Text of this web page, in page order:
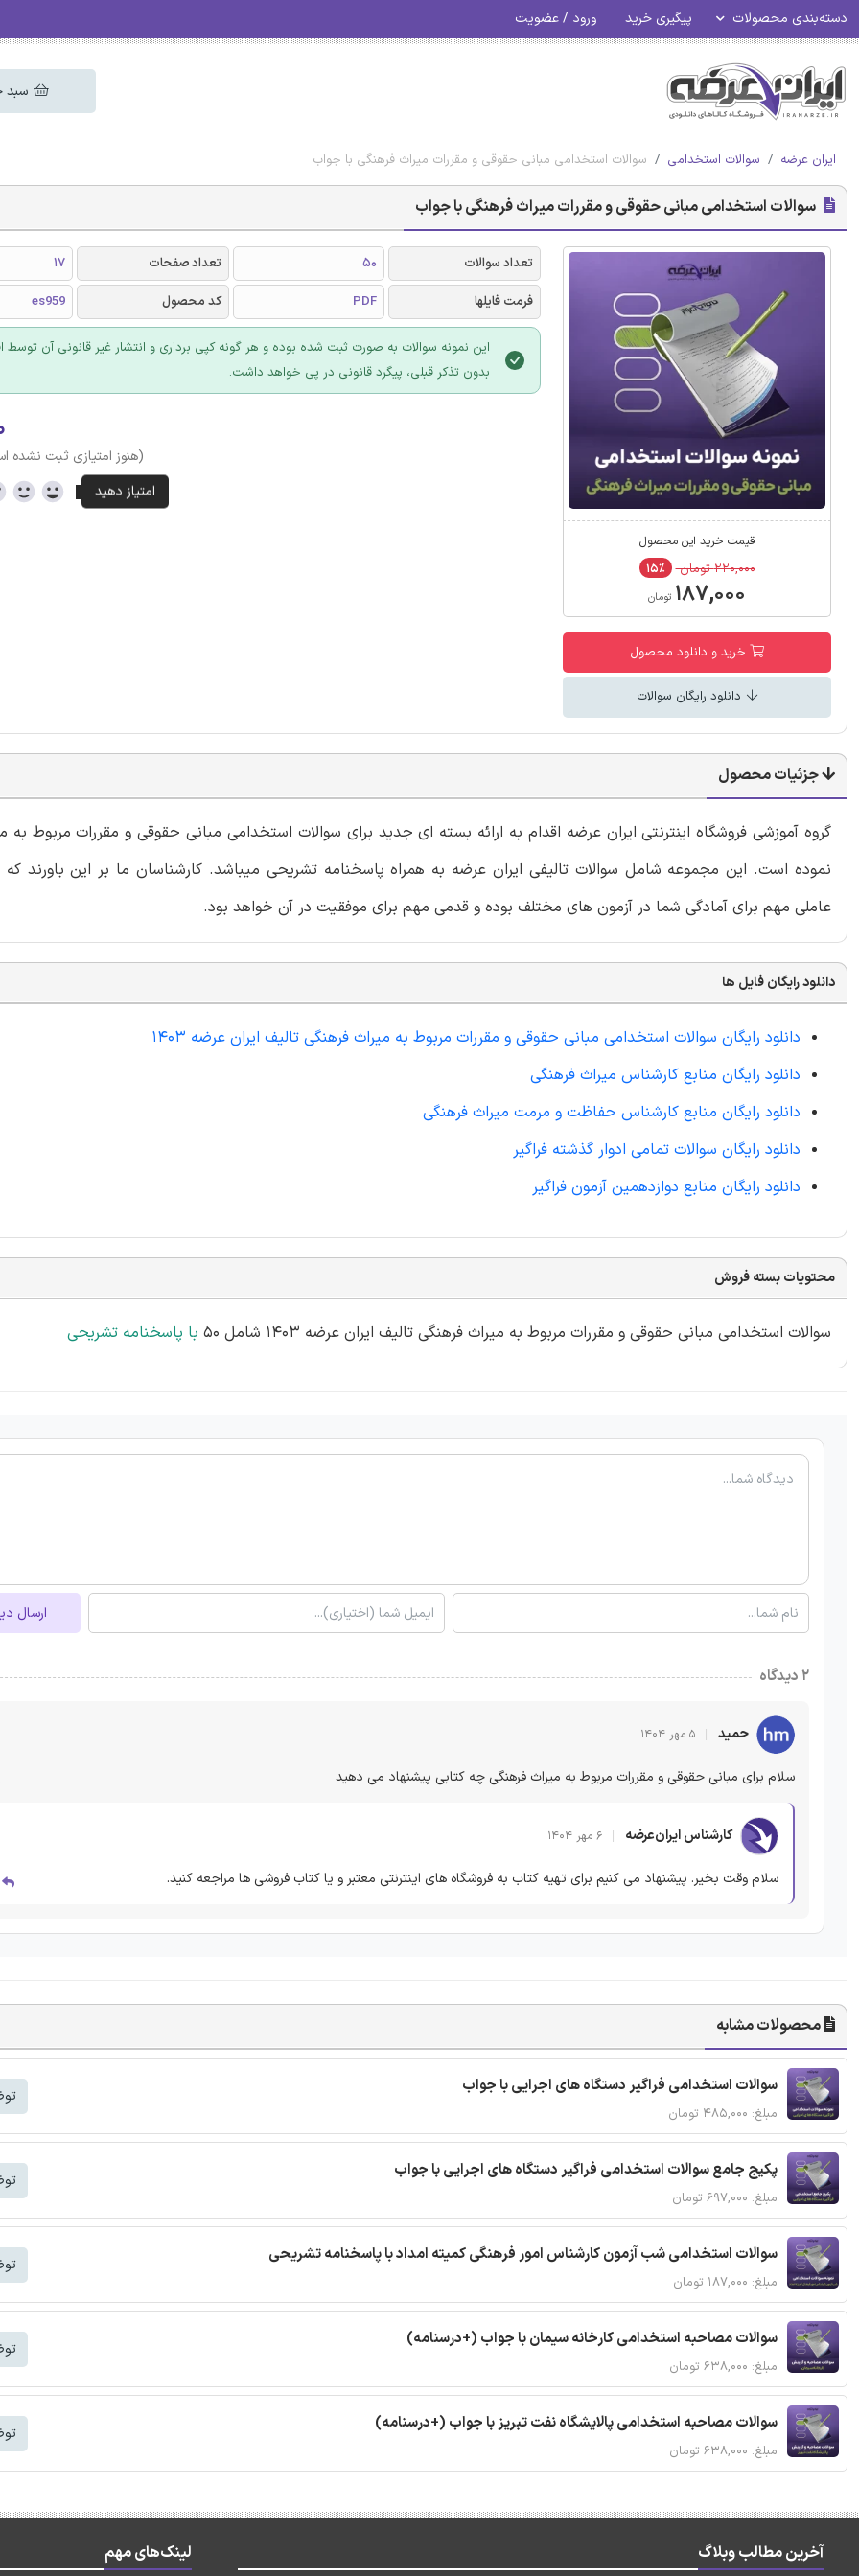
دسته‌بندی محصولات پیگیری خرید ورود / عضویت
سبد
ایران عرضه سوالات استخدامی سوالات استخدامی مبانی حقوقی و مقررات میراث فرهنگی با جواب
سوالات استخدامی مبانی حقوقی و مقررات میراث فرهنگی با جواب
قیمت خرید این محصول
۲۲۰,۰۰۰ تومان ۱۵٪
۱۸۷,۰۰۰ تومان
خرید و دانلود محصول
دانلود رایگان سوالات
تعداد سوالات 50 تعداد صفحات
17
فرمت فایلها
PDF کد محصول es959
این نمونه سوالات به صورت ثبت شده بوده و هر گونه کپی برداری و انتشار غیر قانونی آن توسط
بدون تذکر قبلی، پیگرد قانونی در پی خواهد داشت.
(هنوز امتیازی ثبت نشده
جزئیات محصول
گروه آموزشی فروشگاه اینترنتی ایران عرضه اقدام به ارائه بسته ای جدید برای سوالات استخدامی مبانی حقوقی و مقررات مربوط به
نموده است. این مجموعه شامل سوالات تالیفی ایران عرضه به همراه پاسخنامه تشریحی میباشد. کارشناسان ما بر این باورند
عاملی مهم برای آمادگی شما در آزمون های مختلف بوده و قدمی مهم برای موفقیت در آن خواهد بود.
دانلود رایگان فایل ها
دانلود رایگان سوالات استخدامی مبانی حقوقی و مقررات مربوط به میراث فرهنگی تالیف ایران عرضه 1403
دانلود رایگان منابع کارشناس میراث فرهنگی
دانلود رایگان منابع کارشناس حفاظت و مرمت میراث فرهنگی
دانلود رایگان سوالات تمامی ادوار گذشته فراگیر
دانلود رایگان منابع دوازدهمین آزمون فراگیر
محتویات بسته فروش
سوالات استخدامی مبانی حقوقی و مقررات مربوط به میراث فرهنگی تالیف ایران عرضه 1403 شامل 50 با پاسخنامه تشریحی
ارسال
۲ دیدگاه
حمید ۵ مهر ۱۴۰۴
سلام برای مبانی حقوقی و مقررات مربوط به میراث فرهنگی چه کتابی پیشنهاد می دهید
کارشناس ایران‌عرضه ۶ مهر ۱۴۰۴
سلام وقت بخیر. پیشنهاد می کنیم برای تهیه کتاب به فروشگاه های اینترنتی معتبر و یا کتاب فروشی ها مراجعه کنید.
محصولات مشابه
سوالات استخدامی فراگیر دستگاه های اجرایی با جواب
مبلغ: ۴۸۵,۰۰۰ تومان
پکیج جامع سوالات استخدامی فراگیر دستگاه های اجرایی با جواب
مبلغ: ۶۹۷,۰۰۰ تومان
سوالات استخدامی شب آزمون کارشناس امور فرهنگی کمیته امداد با پاسخنامه تشریحی
مبلغ: ۱۸۷,۰۰۰ تومان
سوالات مصاحبه استخدامی کارخانه سیمان با جواب (+درسنامه)
مبلغ: ۶۳۸,۰۰۰ تومان
سوالات مصاحبه استخدامی پالایشگاه نفت تبریز با جواب (+درسنامه)
مبلغ: ۶۳۸,۰۰۰ تومان
آخرین مطالب وبلاگ لینک‌های مهم